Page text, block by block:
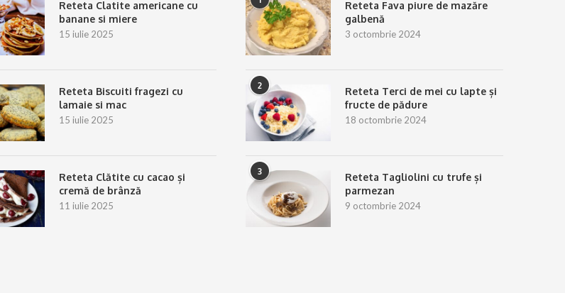
Reteta Clatite americane cu
banane si miere
15 iulie 2025
Reteta Biscuiti fragezi cu
lamaie si mac
15 iulie 2025
Reteta Clătite cu cacao și
cremă de brânză
11 iulie 2025
Reteta Fava piure de mazăre
galbenă
3 octombrie 2024
2
Reteta Terci de mei cu lapte și
fructe de pădure
18 octombrie 2024
3
Reteta Tagliolini cu trufe și
parmezan
9 octombrie 2024